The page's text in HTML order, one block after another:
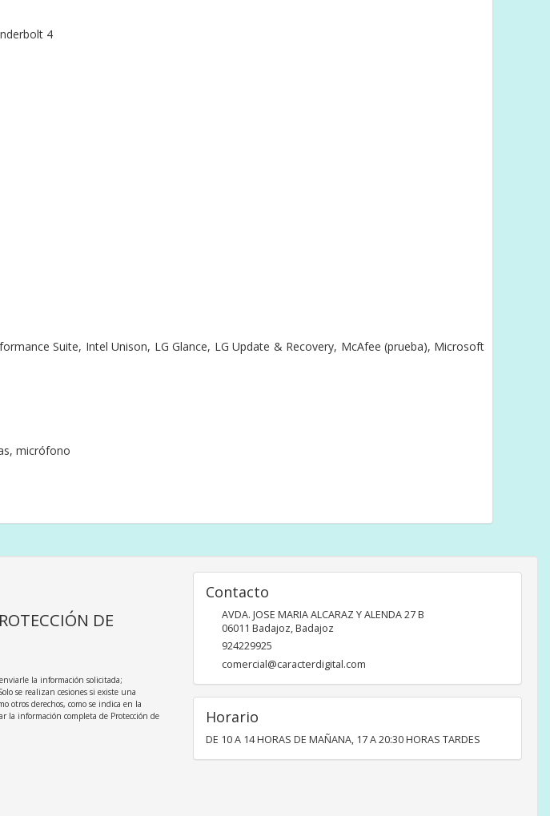
4
Suite, Intel Unison, LG Glance, LG Update & Recovery, McAfee (prueba), Microsoft
micrófono
DE
la información solicitada;
se realizan cesiones si existe una
otros derechos, como se indica en la
la información completa de Protección de
Contacto
AVDA. JOSE MARIA ALCARAZ Y ALENDA 27 B
06011 Badajoz,Badajoz
924229925
comercial@caracterdigital.com
Horario
DE 10 A 14 HORAS DE MAÑANA, 17 A 20:30 HORAS TARDES